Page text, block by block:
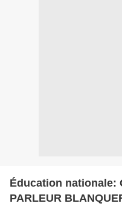
Éducation nationale:
PARLEUR